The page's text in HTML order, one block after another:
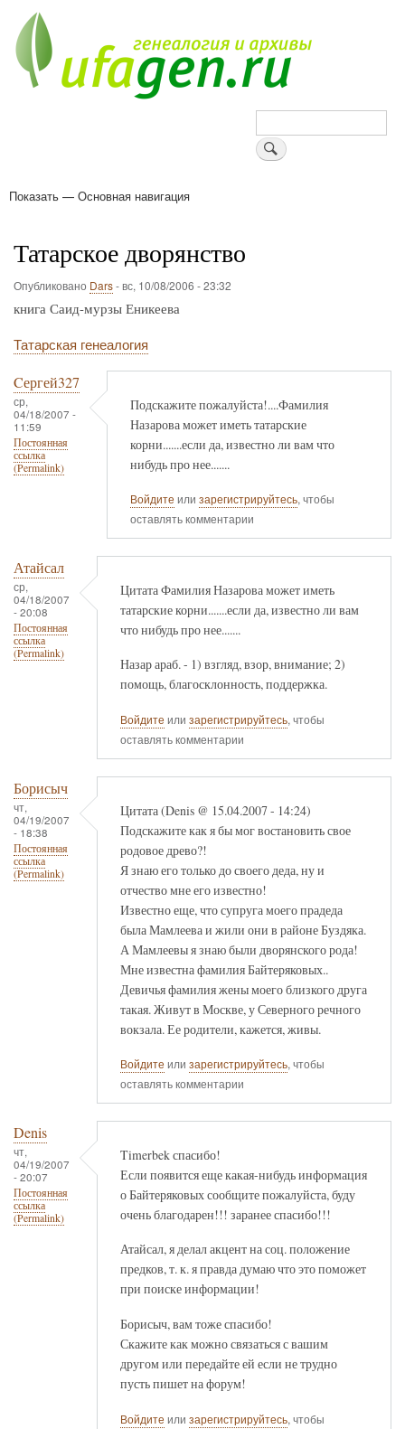
основному
содержанию
Поиск
Основная
Показать — Основная навигация
Татарское дворянство
Опубликовано Dars-вс, 10/08/2006 - 23:32
книга Саид-мурзы Еникеева
Татарская генеалогия
Cергей327
ср,
04/18/2007 -
11:59
Постоянная
ссылка
(Permalink)
Подскажите пожалуйста!....Фамилия
Назарова может иметь татарские
корни.......если да, известно ли вам что
нибудь про нее.......
Войдите или зарегистрируйтесь, чтобы
оставлять комментарии
Атайсал
ср,
04/18/2007
- 20:08
Постоянная
ссылка
(Permalink)
Цитата Фамилия Назарова может иметь
татарские корни.......если да, известно ли вам
что нибудь про нее.......
Назар араб. - 1) взгляд, взор, внимание; 2)
помощь, благосклонность, поддержка.
Войдите или зарегистрируйтесь, чтобы
оставлять комментарии
Борисыч
чт,
04/19/2007
- 18:38
Постоянная
ссылка
(Permalink)
Цитата (Denis @ 15.04.2007 - 14:24)
Подскажите как я бы мог востановить свое
родовое древо?!
Я знаю его только до своего деда, ну и
отчество мне его известно!
Известно еще, что супруга моего прадеда
была Мамлеева и жили они в районе Буздяка.
А Мамлеевы я знаю были дворянского рода!
Мне известна фамилия Байтеряковых..
Девичья фамилия жены моего близкого друга
такая. Живут в Москве, у Северного речного
вокзала. Ее родители, кажется, живы.
Войдите или зарегистрируйтесь, чтобы
оставлять комментарии
Denis
чт,
04/19/2007
- 20:07
Постоянная
ссылка
(Permalink)
Timerbek спасибо!
Если появится еще какая-нибудь информация
о Байтеряковых сообщите пожалуйста, буду
очень благодарен!!! заранее спасибо!!!
Атайсал, я делал акцент на соц. положение
предков, т. к. я правда думаю что это поможет
при поиске информации!
Борисыч, вам тоже спасибо!
Скажите как можно связаться с вашим
другом или передайте ей если не трудно
пусть пишет на форум!
Войдите или зарегистрируйтесь, чтобы